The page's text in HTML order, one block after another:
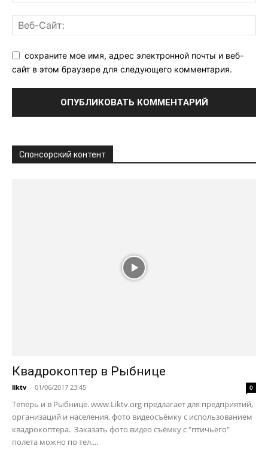
сохраните мое имя, адрес электронной почты и веб-
сайт в этом браузере для следующего комментария.
Спонсорский контент
Квадрокоптер в Рыбнице
liktv - 01/06/2017 23:45 0
Теперь и в Рыбнице. www.Liktv.org предлагает для предприятий,
организаций и населения, фото видеосъёмку с использованием
квадрокоптера. Заказать фото видео съёмку с "птичьего"
полета можно по тел....